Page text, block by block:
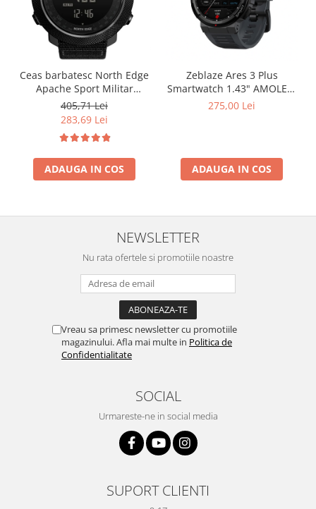
Ceas barbatesc North Edge
Apache Sport Militar
Altimetru Busola
Temperatura Barometru
Alarma Negru
405,71 Lei
283,69 Lei
ADAUGA IN COS
Zeblaze Ares 3 Plus
Smartwatch 1.43" AMOLED,
Voice Call, 3D Health
275,00 Lei
ADAUGA IN COS
NEWSLETTER
Nu rata ofertele si promotiile noastre
Vreau sa primesc newsletter cu promotiile
magazinului. Afla mai multe in Politica de
Confidentialitate
SOCIAL
Urmareste-ne in social media
SUPORT CLIENTI